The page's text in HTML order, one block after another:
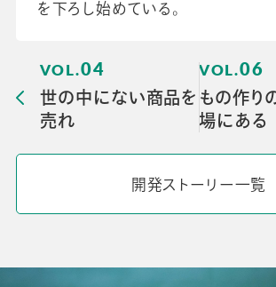
を下ろし始めている。
04
世の中にない商品を
売れ
06
もの作り
場にある
開発ストーリー一覧